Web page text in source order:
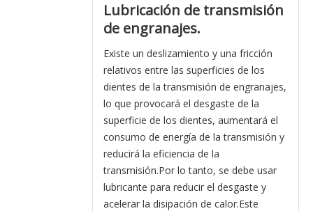
Lubricación de transmisión
de engranajes.
Existe un deslizamiento y una fricción
relativos entre las superficies de los
dientes de la transmisión de engranajes,
lo que provocará el desgaste de la
superficie de los dientes, aumentará el
consumo de energía de la transmisión y
reducirá la eficiencia de la
transmisión.Por lo tanto, se debe usar
lubricante para reducir el desgaste y
acelerar la disipación de calor.Este